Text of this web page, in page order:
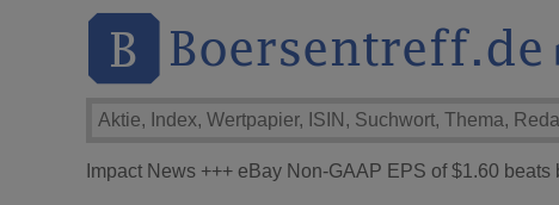
Impact News +++ eBay Non-GAAP EPS of $1.60